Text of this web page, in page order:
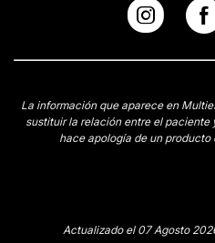
La información que aparece en
sustituir la relación entre el
hace apología de un
Actualizado el 07 Agosto